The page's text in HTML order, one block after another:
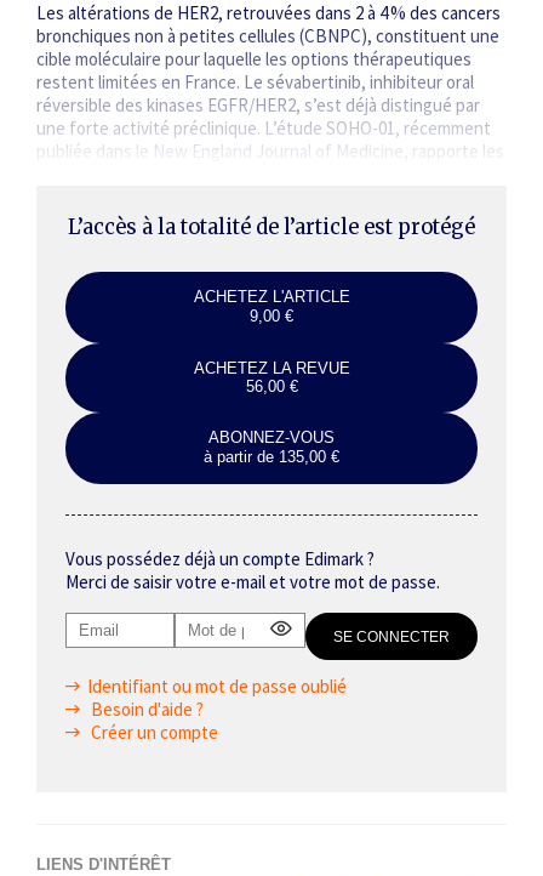
Les altérations de HER2, retrouvées dans 2 à 4 % des cancers
bronchiques non à petites cellules (CBNPC), constituent une
cible moléculaire pour laquelle les options thérapeutiques
restent limitées en France. Le sévabertinib, inhibiteur oral
réversible des kinases EGFR/HER2, s’est déjà distingué par
une forte activité pré­clinique. L’étude SOHO-01, récemment
publiée dans le New England Journal of Medicine, rapporte les
L’accès à la totalité de l’article est protégé
ACHETEZ L'ARTICLE
9,00 €
ACHETEZ LA REVUE
56,00 €
ABONNEZ-VOUS
à partir de 135,00 €
Vous possédez déjà un compte Edimark ?
Merci de saisir votre e-mail et votre mot de passe.
Identifiant ou mot de passe oublié
Besoin d'aide ?
Créer un compte
LIENS D'INTÉRÊT